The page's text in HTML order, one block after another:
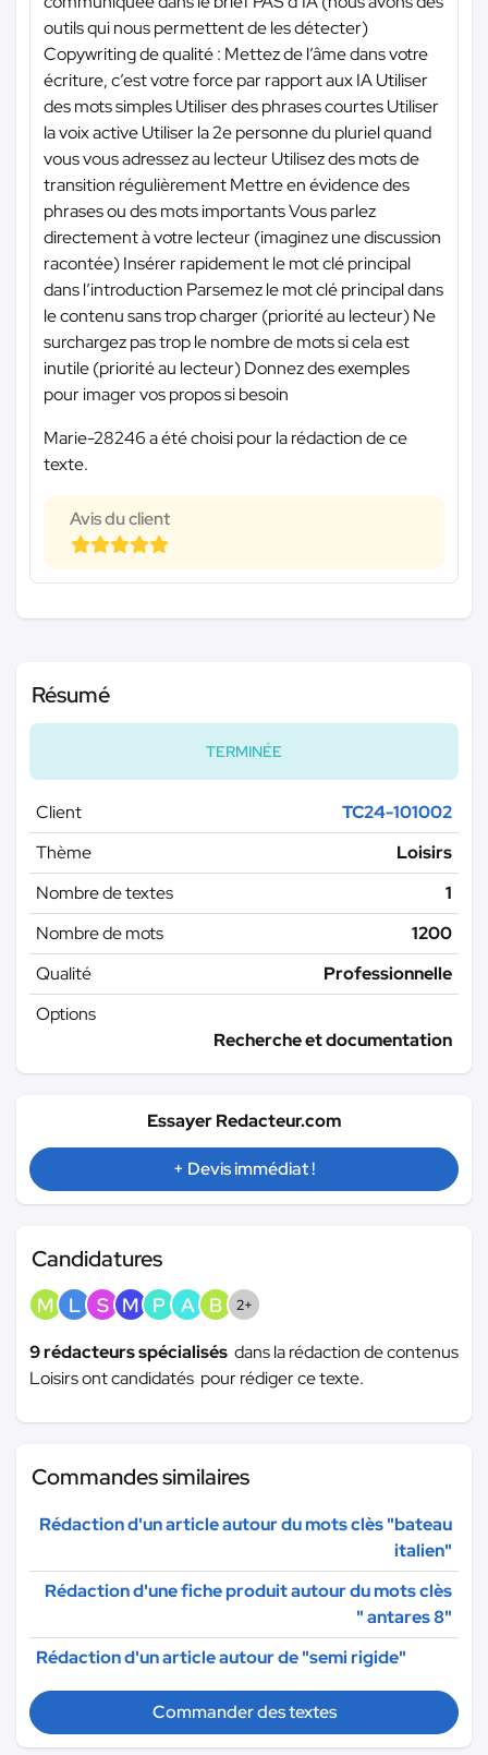
outils qui nous permettent de les détecter)
Copywriting de qualité : Mettez de l’âme dans votre
écriture, c’est votre force par rapport aux IA Utiliser
des mots simples Utiliser des phrases courtes Utiliser
la voix active Utiliser la 2e personne du pluriel quand
vous vous adressez au lecteur Utilisez des mots de
transition régulièrement Mettre en évidence des
phrases ou des mots importants Vous parlez
directement à votre lecteur (imaginez une discussion
racontée) Insérer rapidement le mot clé principal
dans l’introduction Parsemez le mot clé principal dans
le contenu sans trop charger (priorité au lecteur) Ne
surchargez pas trop le nombre de mots si cela est
inutile (priorité au lecteur) Donnez des exemples
pour imager vos propos si besoin
Marie-28246 a été choisi pour la rédaction de ce
texte.
Avis du client
Résumé
TERMINÉE
Client
TC24-101002
Thème
Loisirs
Nombre de textes
1
Nombre de mots
1200
Qualité
Professionnelle
Options
Recherche et documentation
Essayer Redacteur.com
+ Devis immédiat !
Candidatures
M L S M P A B 2+
9 rédacteurs spécialisés dans la rédaction de contenus
Loisirs ont candidatés pour rédiger ce texte.
Commandes similaires
Rédaction d'un article autour du mots clès "bateau
italien"
Rédaction d'une fiche produit autour du mots clès
" antares 8"
Rédaction d'un article autour de "semi rigide"
Commander des textes